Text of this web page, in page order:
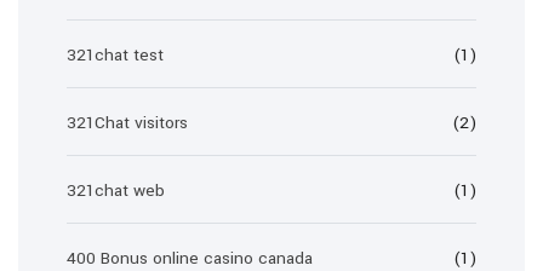
321chat test (1)
321Chat visitors (2)
321chat web (1)
400 Bonus online casino canada (1)